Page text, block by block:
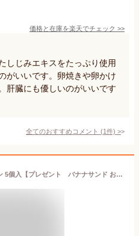
価格と在庫を楽天でチェック >>
しじみエキスをたっぷり使用
がいいです。卵焼きや卵かけ
肝臓にも優しいのがいいです
全てのおすすめコメント (1件) >
千秋庵 北海道銘菓 ノースマン 5個入【プレゼント バナナサンド おみやげ 挨拶 ギフト 粗品 御挨拶 お土産 お菓子 景品 北海道】